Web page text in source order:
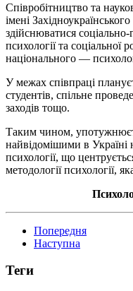
Співробітництво та
імені
здійснюватися
психології та соціальної
національного —
У межах співпраці
студентів, спільне
заходів тощо.
Таким чином,
найвідомішими в
психології, що
методології психології,
Попередня
Наступна
Теги